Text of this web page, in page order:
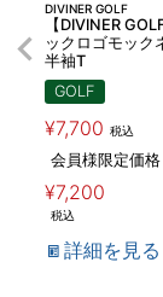
DIVINER GOLF
【DIVINER
ックロゴモック
半袖T
GOLF
¥7,700 税込
会員様限定価格
¥7,200
税込
詳細を見る